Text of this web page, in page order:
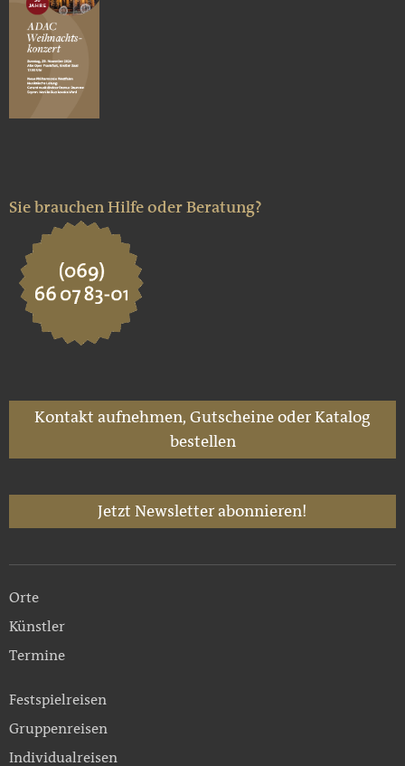
Sie brauchen Hilfe oder Beratung?
Kontakt aufnehmen, Gutscheine oder Katalog
bestellen
Jetzt Newsletter abonnieren!
Orte
Künstler
Termine
Festspielreisen
Gruppenreisen
Individualreisen